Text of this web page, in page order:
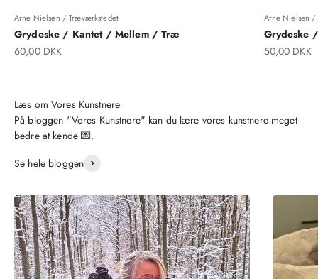
Arne Nielsen / Træværkstedet
Grydeske / Kantet / Mellem / Træ
Salgspris
60,00 DKK
Arne Nielsen
Grydeske
Salgspris
50,00 DKK
På bloggen "Vores Kunstnere" kan du lære vores kunstnere meget
bedre at kende 💌.
Se hele bloggen